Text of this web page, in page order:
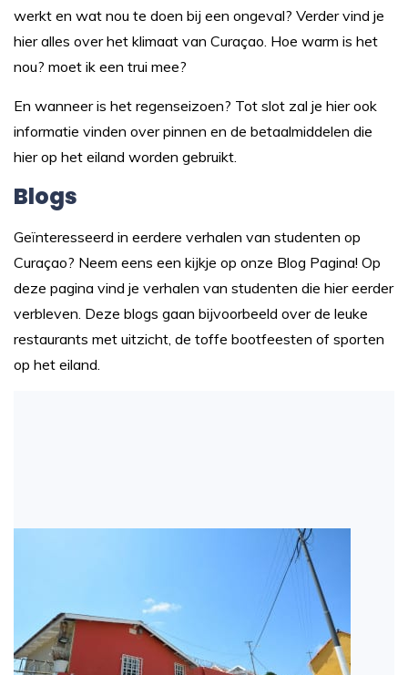
werkt en wat nou te doen bij een ongeval? Verder vind je
hier alles over het klimaat van Curaçao. Hoe warm is het
nou? moet ik een trui mee?
En wanneer is het regenseizoen? Tot slot zal je hier ook
informatie vinden over pinnen en de betaalmiddelen die
hier op het eiland worden gebruikt.
Blogs
Geïnteresseerd in eerdere verhalen van studenten op
Curaçao? Neem eens een kijkje op onze Blog Pagina! Op
deze pagina vind je verhalen van studenten die hier eerder
verbleven. Deze blogs gaan bijvoorbeeld over de leuke
restaurants met uitzicht, de toffe bootfeesten of sporten
op het eiland.